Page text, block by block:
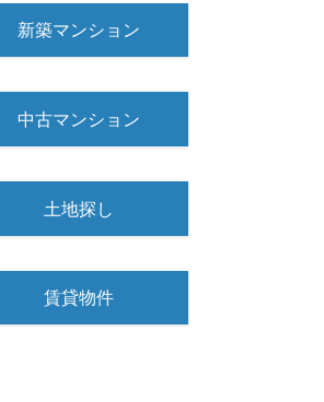
新築マンション
中古マンション
土地探し
賃貸物件